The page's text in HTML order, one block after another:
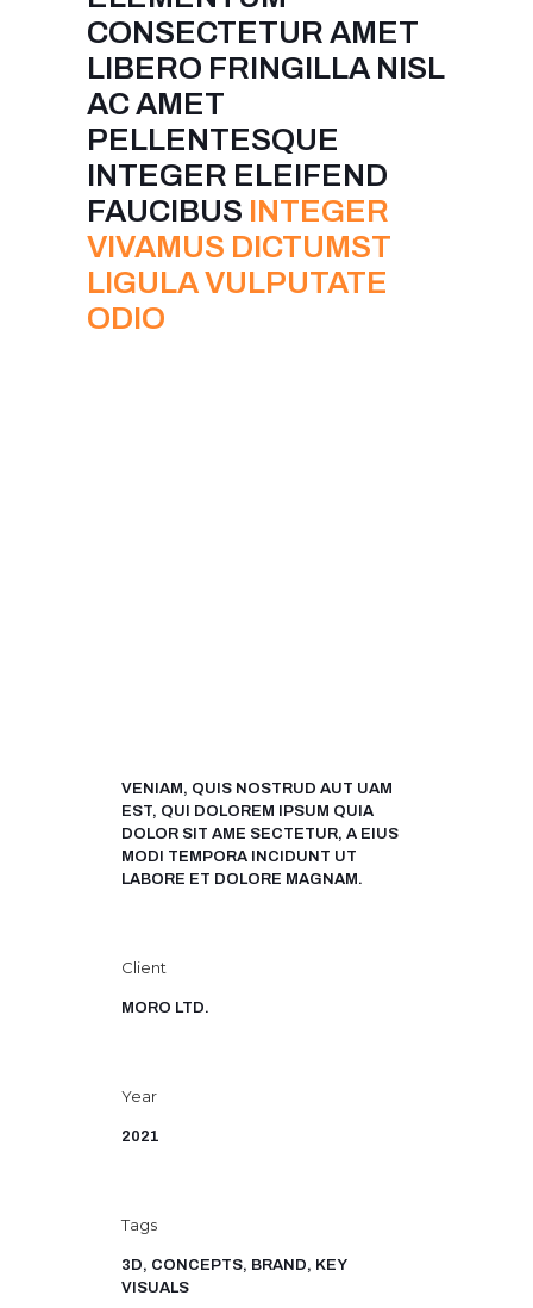
CONSECTETUR AMET
LIBERO FRINGILLA NISL
AC AMET
PELLENTESQUE
INTEGER ELEIFEND
FAUCIBUS INTEGER
VIVAMUS DICTUMST
LIGULA VULPUTATE
ODIO
VENIAM, QUIS NOSTRUD AUT UAM
EST, QUI DOLOREM IPSUM QUIA
DOLOR SIT AME SECTETUR, A EIUS
MODI TEMPORA INCIDUNT UT
LABORE ET DOLORE MAGNAM.
Client
MORO LTD.
Year
2021
Tags
3D, CONCEPTS, BRAND, KEY
VISUALS